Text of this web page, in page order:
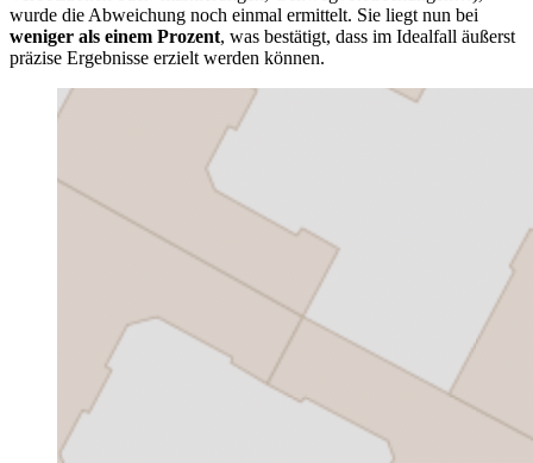
wurde die Abweichung noch einmal ermittelt. Sie liegt nun bei
weniger als einem Prozent, was bestätigt, dass im Idealfall äußerst
präzise Ergebnisse erzielt werden können.